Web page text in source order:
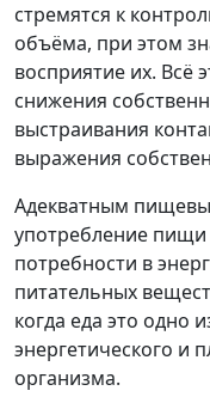
стремятся к
объёма, при этом
восприятие их. Всё
снижения
выстраивания
выражения
Адекватным
употребление пищи
потребности в
питательных
когда еда это одно
энергетического и
организма.